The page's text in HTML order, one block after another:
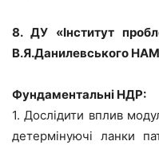
8. ДУ «Інститут
В.Я.Данилевського
Фундаментальні НДР:
1. Дослідити вплив
детермінуючі ланки